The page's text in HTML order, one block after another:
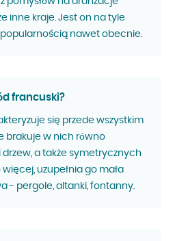
inne kraje. Jest on na tyle
popularnością nawet obecnie.
francuski?
się przede wszystkim
brakuje w nich równo
a także symetrycznych
uzupełnia go mała
- pergole, altanki, fontanny.